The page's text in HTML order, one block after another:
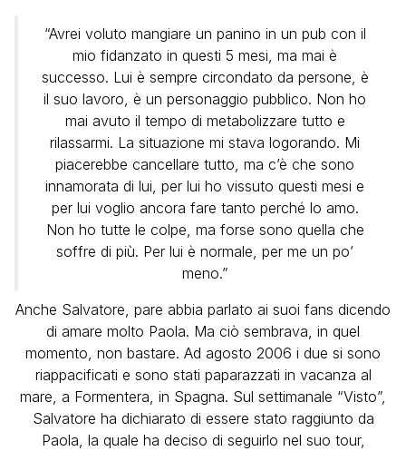
“Avrei voluto mangiare un panino in un pub con il
mio fidanzato in questi 5 mesi, ma mai è
successo. Lui è sempre circondato da persone, è
il suo lavoro, è un personaggio pubblico. Non ho
mai avuto il tempo di metabolizzare tutto e
rilassarmi. La situazione mi stava logorando. Mi
piacerebbe cancellare tutto, ma c’è che sono
innamorata di lui, per lui ho vissuto questi mesi e
per lui voglio ancora fare tanto perché lo amo.
Non ho tutte le colpe, ma forse sono quella che
soffre di più. Per lui è normale, per me un po’
meno.”
Anche Salvatore, pare abbia parlato ai suoi fans dicendo
di amare molto Paola. Ma ciò sembrava, in quel
momento, non bastare. Ad agosto 2006 i due si sono
riappacificati e sono stati paparazzati in vacanza al
mare, a Formentera, in Spagna. Sul settimanale “Visto”,
Salvatore ha dichiarato di essere stato raggiunto da
Paola, la quale ha deciso di seguirlo nel suo tour,